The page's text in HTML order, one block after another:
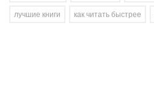
лучшие книги
как читать быстрее